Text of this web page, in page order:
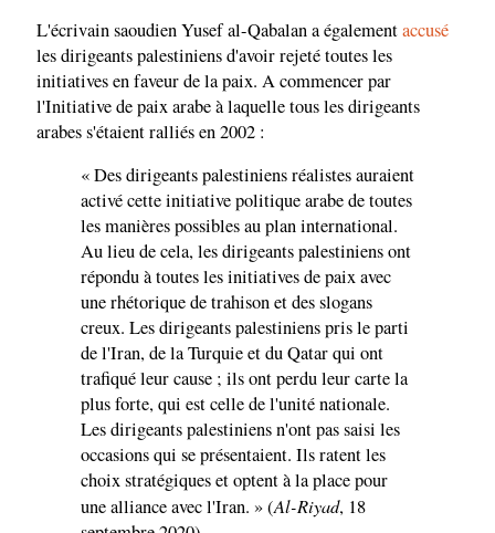
L'écrivain saoudien Yusef al-Qabalan a égalementaccusé
les dirigeants palestiniens d'avoir rejeté toutes les
initiatives en faveur de la paix. A commencer par
l'Initiative de paix arabe à laquelle tous les dirigeants
arabes s'étaient ralliés en 2002 :
« Des dirigeants palestiniens réalistes auraient
activé cette initiative politique arabe de toutes
les manières possibles au plan international.
Au lieu de cela, les dirigeants palestiniens ont
répondu à toutes les initiatives de paix avec
une rhétorique de trahison et des slogans
creux. Les dirigeants palestiniens pris le parti
de l'Iran, de la Turquie et du Qatar qui ont
trafiqué leur cause ; ils ont perdu leur carte la
plus forte, qui est celle de l'unité nationale.
Les dirigeants palestiniens n'ont pas saisi les
occasions qui se présentaient. Ils ratent les
choix stratégiques et optent à la place pour
une alliance avec l'Iran. » (Al-Riyad, 18